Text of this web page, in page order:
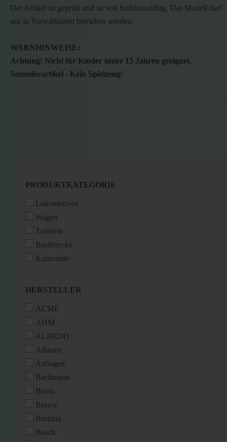
Der Artikel ist geprüft und ist voll funktionsfähig. Das Modell darf
nur in Vorwärtsfahrt betrieben werden.
WARNHINWEISE:
Achtung! Nicht für Kinder unter 15 Jahren geeignet.
Sammlerartikel - Kein Spielzeug!
PRODUKTKATEGORIE
PRODUKTKATEGORIE
Lokomotiven
Wagen
Zubehör
Bastlerecke
Konvolute
HERSTELLER
HERSTELLER
ACME
AHM
ALBEDO
Athearn
Auhagen
Bachmann
Bemo
Brawa
Brekina
Busch